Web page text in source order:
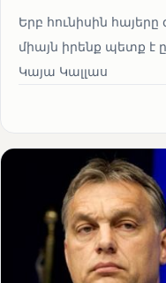
Երբ հունիսին հայերը
միայն իրենք պետք
Կայա Կալլաս